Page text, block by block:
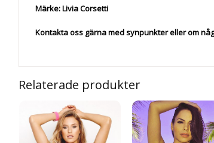
Märke: Livia Corsetti
Kontakta oss gärna med synpunkter eller om
Relaterade produkter